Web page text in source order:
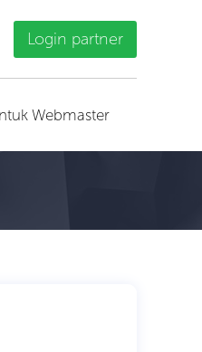
Login partner
Webmaster